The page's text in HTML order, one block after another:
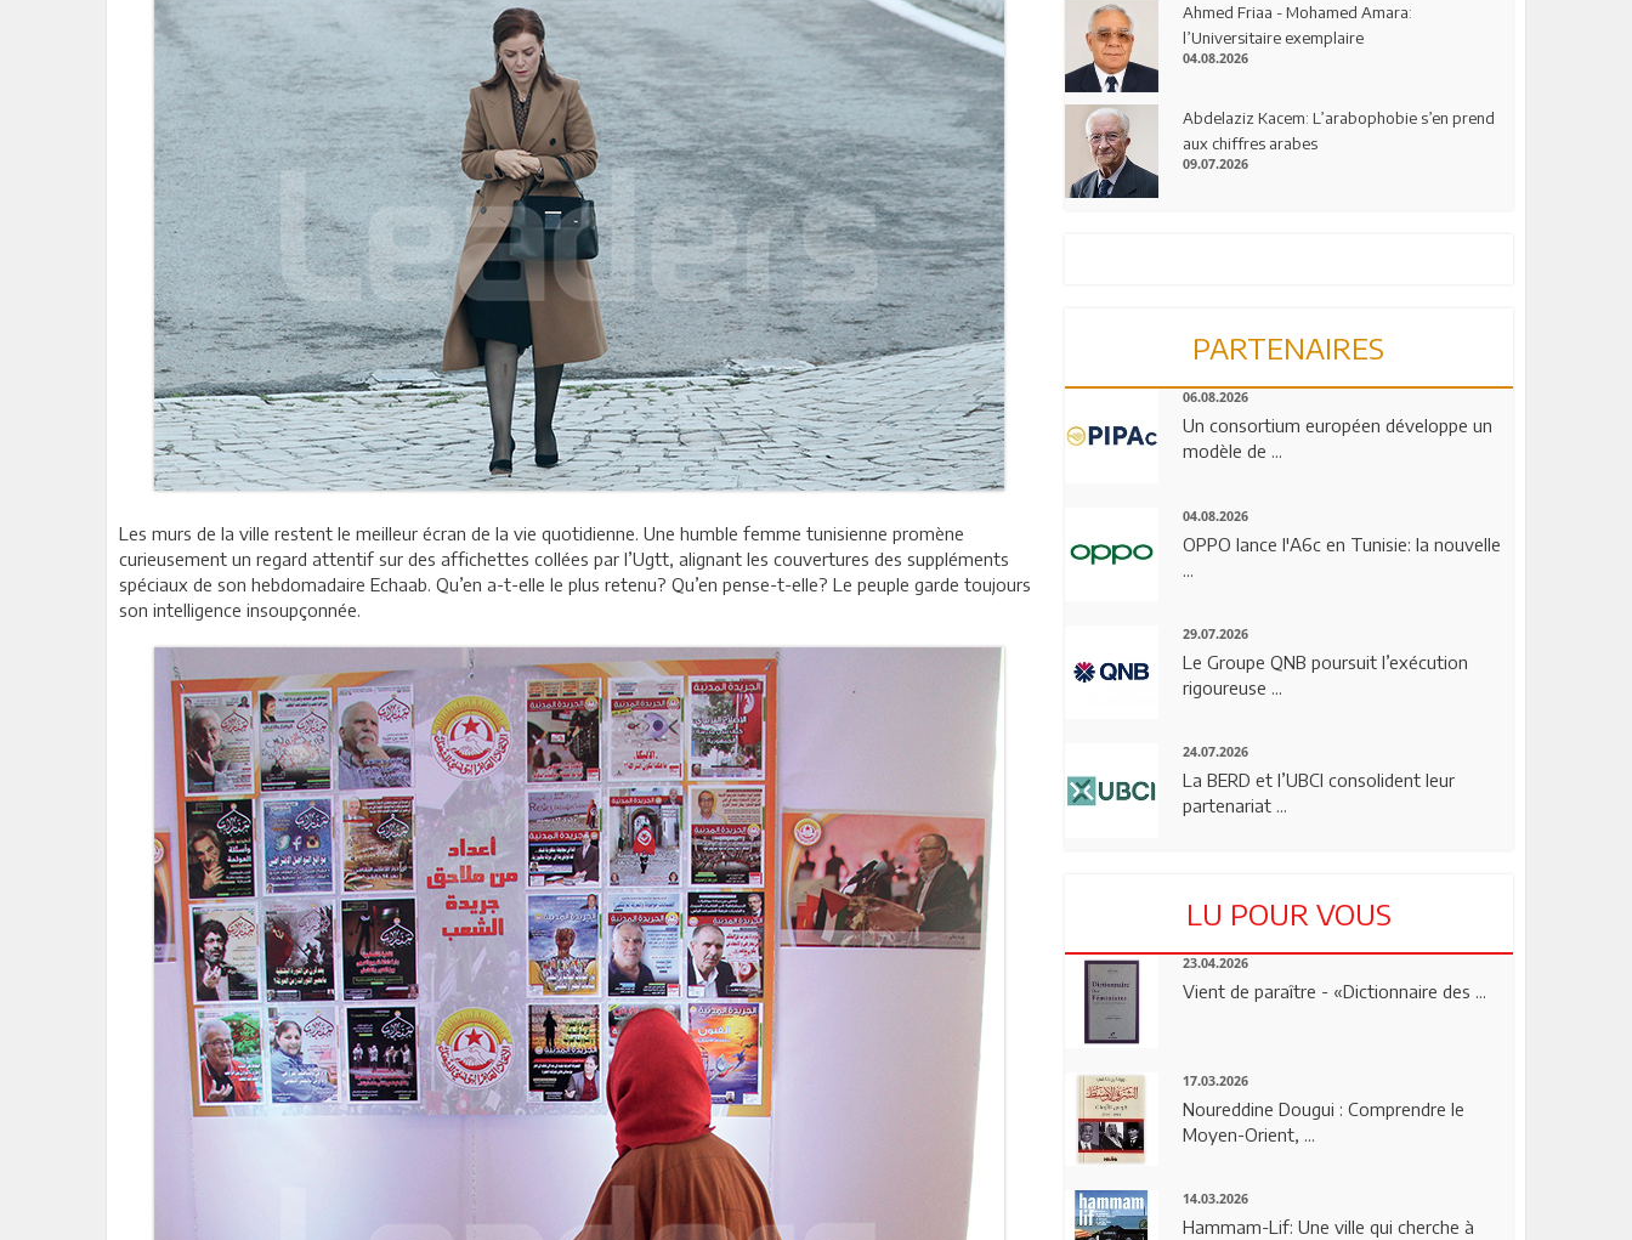
Les murs de la ville restent le meilleur écran de la vie quotidienne. Une humble femme tunisienne promène
curieusement un regard attentif sur des affichettes collées par l’Ugtt, alignant les couvertures des suppléments
spéciaux de son hebdomadaire Echaab. Qu’en a-t-elle le plus retenu? Qu’en pense-t-elle? Le peuple garde toujours
son intelligence insoupçonnée.
Ahmed Friaa - Mohamed Amara:
l’Universitaire exemplaire
04.08.2026
Abdelaziz Kacem: L’arabophobie s’en prend
aux chiffres arabes
09.07.2026
PARTENAIRES
06.08.2026
Un consortium européen développe un
modèle de ...
04.08.2026
OPPO lance l'A6c en Tunisie: la nouvelle
29.07.2026
Le Groupe QNB poursuit l’exécution
rigoureuse ...
24.07.2026
La BERD et l’UBCI consolident leur
partenariat ...
LU POUR VOUS
23.04.2026
Vient de paraître - «Dictionnaire des ...
17.03.2026
Noureddine Dougui : Comprendre le
Moyen-Orient, ...
14.03.2026
Hammam-Lif: Une ville qui cherche à